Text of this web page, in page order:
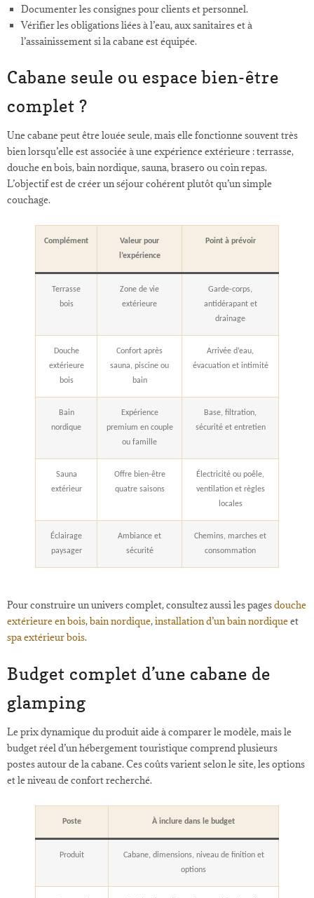
Documenter les consignes pour clients et personnel.
Vérifier les obligations liées à l’eau, aux sanitaires et à
l’assainissement si la cabane est équipée.
Cabane seule ou espace bien-être
complet ?
Une cabane peut être louée seule, mais elle fonctionne souvent très
bien lorsqu’elle est associée à une expérience extérieure : terrasse,
douche en bois, bain nordique, sauna, brasero ou coin repas.
L’objectif est de créer un séjour cohérent plutôt qu’un simple
couchage.
Complément
Valeur pour
l’expérience
Point à prévoir
Terrasse
bois
Zone de vie
extérieure
Garde-corps,
antidérapant et
drainage
Douche
extérieure
bois
Confort après
sauna, piscine ou
bain
Arrivée d’eau,
évacuation et intimité
Bain
nordique
Expérience
premium en couple
ou famille
Base, filtration,
sécurité et entretien
Sauna
extérieur
Offre bien-être
quatre saisons
Électricité ou poêle,
ventilation et règles
locales
Éclairage
paysager
Ambiance et
sécurité
Chemins, marches et
consommation
Pour construire un univers complet, consultez aussi les pagesdouche
extérieure en bois,bain nordique,installation d’un bain nordiqueet
spa extérieur bois.
Budget complet d’une cabane de
glamping
Le prix dynamique du produit aide à comparer le modèle, mais le
budget réel d’un hébergement touristique comprend plusieurs
postes autour de la cabane. Ces coûts varient selon le site, les options
et le niveau de confort recherché.
Poste À inclure dans le budget
Produit
Cabane, dimensions, niveau de finition et
options